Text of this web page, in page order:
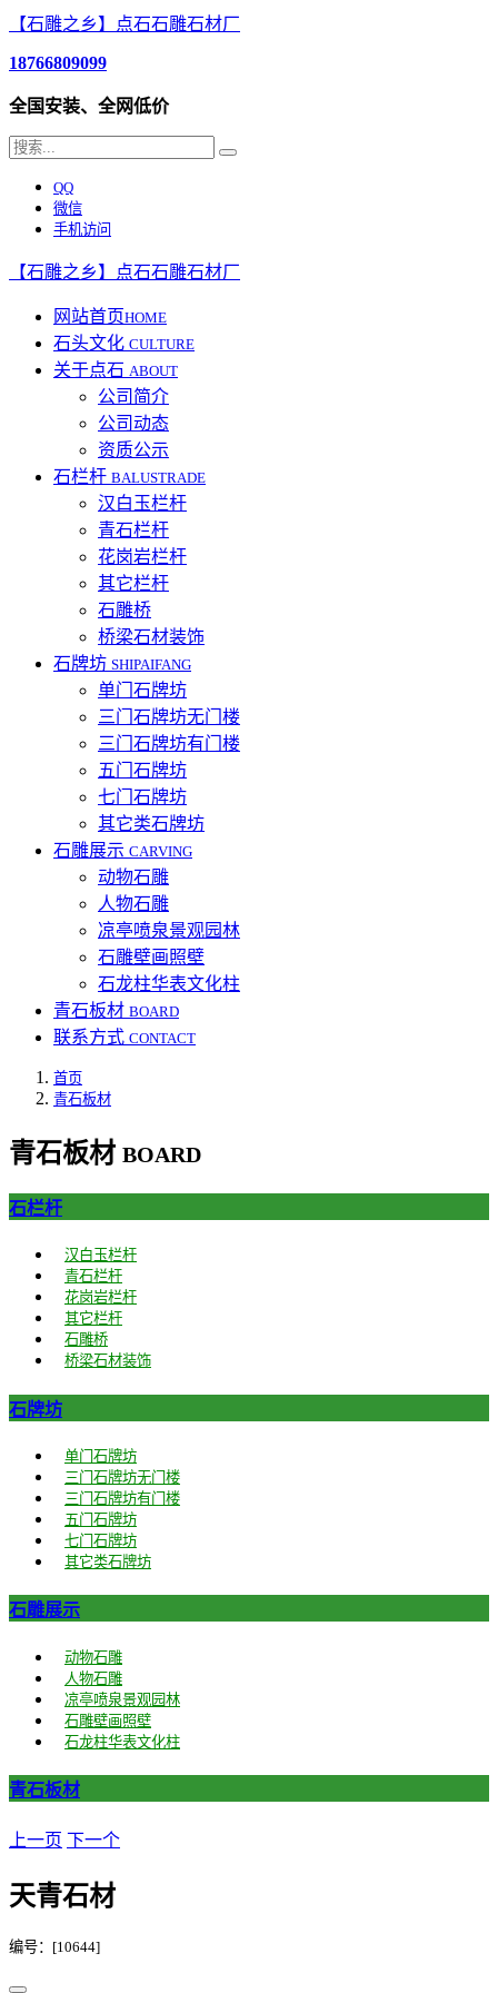
【石雕之乡】点石石雕石材厂
18766809099
全国安装、全网低价
QQ
微信
手机访问
【石雕之乡】点石石雕石材厂
网站首页HOME
石头文化 CULTURE
关于点石 ABOUT
公司简介
公司动态
资质公示
石栏杆 BALUSTRADE
汉白玉栏杆
青石栏杆
花岗岩栏杆
其它栏杆
石雕桥
桥梁石材装饰
石牌坊 SHIPAIFANG
单门石牌坊
三门石牌坊无门楼
三门石牌坊有门楼
五门石牌坊
七门石牌坊
其它类石牌坊
石雕展示 CARVING
动物石雕
人物石雕
凉亭喷泉景观园林
石雕壁画照壁
石龙柱华表文化柱
青石板材 BOARD
联系方式 CONTACT
首页
青石板材
青石板材 BOARD
石栏杆
汉白玉栏杆
青石栏杆
花岗岩栏杆
其它栏杆
石雕桥
桥梁石材装饰
石牌坊
单门石牌坊
三门石牌坊无门楼
三门石牌坊有门楼
五门石牌坊
七门石牌坊
其它类石牌坊
石雕展示
动物石雕
人物石雕
凉亭喷泉景观园林
石雕壁画照壁
石龙柱华表文化柱
青石板材
上一页 下一个
天青石材
编号：[10644]